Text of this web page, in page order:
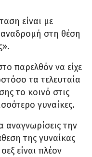
είναι με
στη θέση
παρελθόν να είχε
τα τελευταία
το κοινό στις
γυναίκες.
αναγνωρίσεις την
της γυναίκας
είναι πλέον